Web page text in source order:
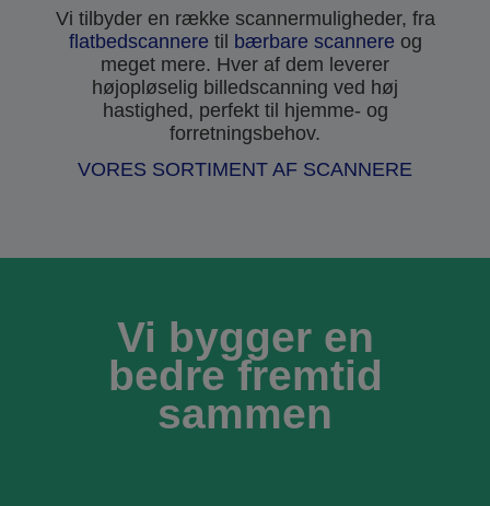
Vi tilbyder en række scannermuligheder, fra
flatbedscannere til bærbare scannere og
meget mere. Hver af dem leverer
højopløselig billedscanning ved høj
hastighed, perfekt til hjemme- og
forretningsbehov.
VORES SORTIMENT AF SCANNERE
Vi bygger en
bedre fremtid
sammen